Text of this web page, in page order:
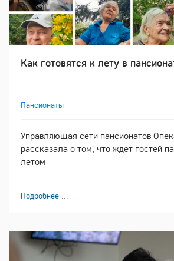
Как готовятся к лету в
Пансионаты
Управляющая сети пансионатов
рассказала о том, что ждет гостей
летом
Подробнее ...